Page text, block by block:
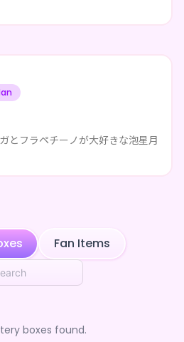
とフラペチーノが大好きな泡星月
Fan Items
boxes found.